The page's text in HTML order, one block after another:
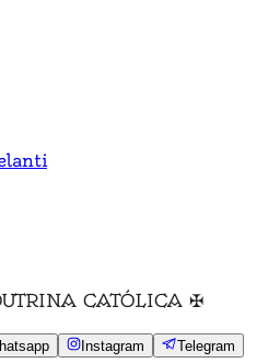
CATÓLICA✠
Instagram Telegram